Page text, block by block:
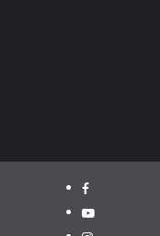
facebook
youtube